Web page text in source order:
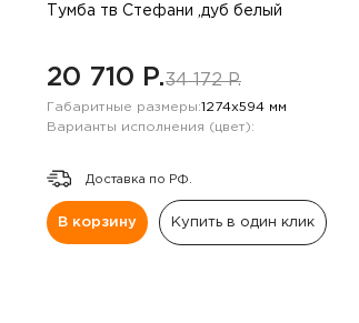
Тумба тв Стефани ,дуб белый
20 710 P.34 172 P.
Габаритные размеры:1274х594 мм
Варианты исполнения (цвет):
Доставка по РФ.
В корзину Купить в один клик